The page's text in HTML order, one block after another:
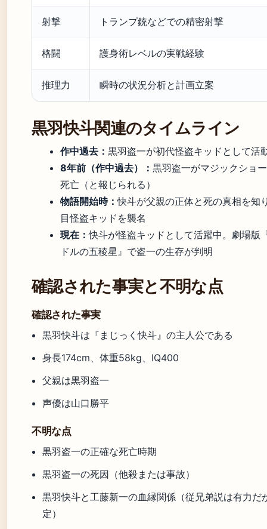
射撃 トランプ銃などでの精密射撃
格闘 護身術レベルの実戦経験
推理力 瞬時の状況分析と計画立案
黒羽快斗関連のタイムライン
作中過去： 黒羽盗一が初代怪盗キッドとして活
8年前（作中過去）： 黒羽盗一がマジックショ
死亡（と報じられる）
物語開始時：快斗が父親の正体と死の真相を知
目怪盗キッドを襲名
現在：快斗が怪盗キッドとして活躍中。劇場版
ドルの五稜星』で盗一の生存が判明
確認された事実と不明な点
確認された事実
黒羽快斗は『まじっく快斗』の主人公である
身長174cm、体重58kg、IQ400
父親は黒羽盗一
声優は山口勝平
不明な点
黒羽盗一の正確な死亡時期
黒羽盗一の死因（他殺または事故）
黒羽快斗と工藤新一の血縁関係（従兄弟説は有力だ
定）